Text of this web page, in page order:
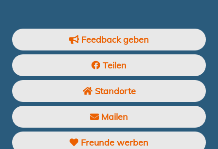
Feedback geben
Teilen
Standorte
Mailen
Freunde werben